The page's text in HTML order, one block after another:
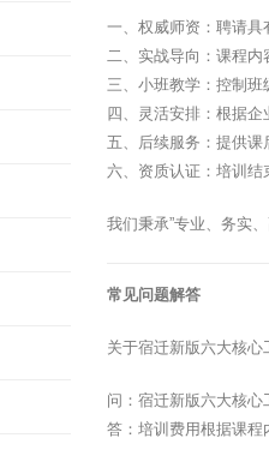
一、权威师资：聘请
二、实战导向：课程内
三、小班教学：控制
四、灵活安排：根据
五、后续服务：提供课
六、资质认证：培训结
我们秉承”专业、务实
常见问题解答
关于宿迁新版六大核心
问：宿迁新版六大核心
答：培训费用根据课程